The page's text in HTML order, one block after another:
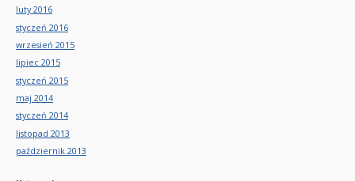
luty 2016
styczeń 2016
wrzesień 2015
lipiec 2015
styczeń 2015
maj 2014
styczeń 2014
listopad 2013
październik 2013